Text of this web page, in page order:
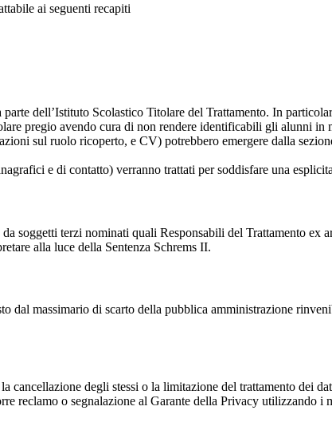
ai seguenti recapiti
dell’Istituto Scolastico Titolare del Trattamento. In
pregio avendo cura di non rendere identificabili gli alunni
sul ruolo ricoperto, e CV) potrebbero emergere dalla
e di contatto) verranno trattati per soddisfare una
soggetti terzi nominati quali Responsabili del Trattamento
alla luce della Sentenza Schrems II.
dal massimario di scarto della pubblica amministrazione
cancellazione degli stessi o la limitazione del trattamento dei
reclamo o segnalazione al Garante della Privacy utilizzando i